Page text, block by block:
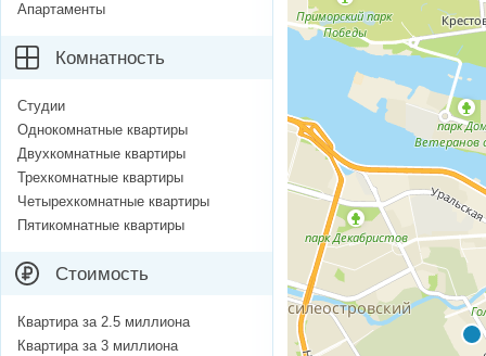
Апартаменты
Комнатность
Студии
Однокомнатные квартиры
Двухкомнатные квартиры
Трехкомнатные квартиры
Четырехкомнатные квартиры
Пятикомнатные квартиры
Стоимость
Квартира за 2.5 миллиона
Квартира за 3 миллиона